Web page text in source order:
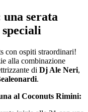
serata
con ospiti straordinari!
alla combinazione
di Dj Ale Neri,
.
al Coconuts Rimini: